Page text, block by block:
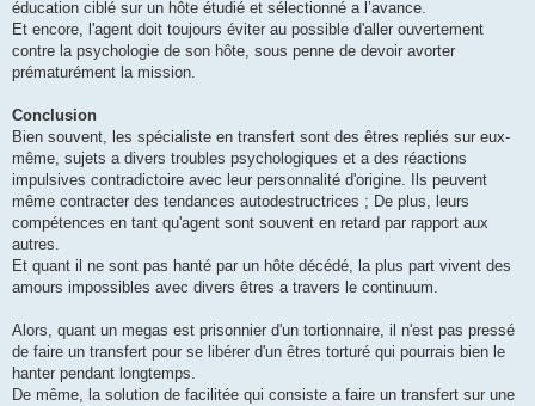
éducation ciblé sur un hôte étudié et sélectionné a l’avance.
Et encore, l'agent doit toujours éviter au possible d'aller ouvertement
contre la psychologie de son hôte, sous penne de devoir avorter
prématurément la mission.
Conclusion
Bien souvent, les spécialiste en transfert sont des êtres repliés sur eux-
même, sujets a divers troubles psychologiques et a des réactions
impulsives contradictoire avec leur personnalité d'origine. Ils peuvent
même contracter des tendances autodestructrices ; De plus, leurs
compétences en tant qu'agent sont souvent en retard par rapport aux
autres.
Et quant il ne sont pas hanté par un hôte décédé, la plus part vivent des
amours impossibles avec divers êtres a travers le continuum.
Alors, quant un megas est prisonnier d'un tortionnaire, il n'est pas pressé
de faire un transfert pour se libérer d'un êtres torturé qui pourrais bien le
hanter pendant longtemps.
De même, la solution de facilitée qui consiste a faire un transfert sur une